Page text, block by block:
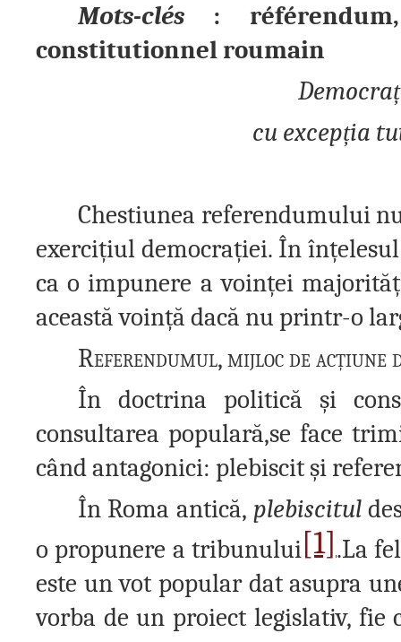
Mots-clés : référendum,
constitutionnel roumain
Democraț
cu excepția
Chestiunea referendumului
exercițiul democrației. În înț
ca o impunere a voinței majorităț
această voință dacă nu printr-o
Referendumul, mijloc de acțiune
În doctrina politică și
consultarea populară,se face
când antagonici: plebiscit și
În Roma antică, plebiscitul
o propunere a tribunului[1].La
este un vot popular dat asupra
vorba de un proiect legislativ, fie